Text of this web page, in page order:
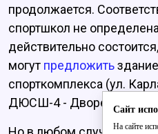
продолжается.
спортшкол не
действительно
могут предложить
спорткомплекса (ул.
ДЮСШ-4 - Дворец
Сайт
На сайте